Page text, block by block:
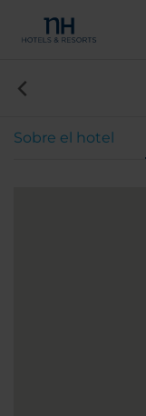
Sobre el hotel